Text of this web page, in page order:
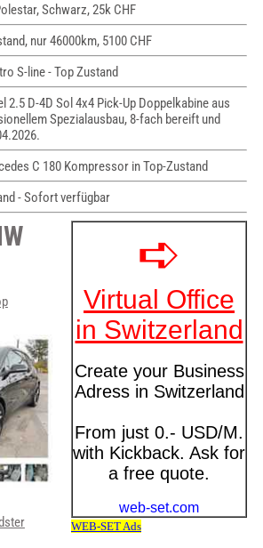
Schwarz, 25k CHF
nur 46000km, 5100 CHF
S-line - Top Zustand
2.5 D-4D Sol 4x4 Pick-Up Doppelkabine aus
Spezialausbau, 8-fach bereift und
C 180 Kompressor in Top-Zustand
- Sofort verfügbar